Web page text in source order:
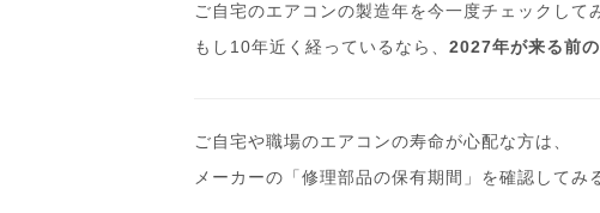
ご自宅のエアコンの製造年を今一度チェックして
もし10年近く経っているなら、 2027年が来る前
ご自宅や職場のエアコンの寿命が心配な方は、
メーカーの「修理部品の保有期間」を確認してみ